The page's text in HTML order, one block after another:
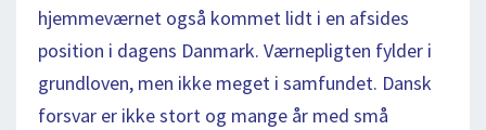
hjemmeværnet også kommet lidt i en afsides
position i dagens Danmark. Værnepligten fylder i
grundloven, men ikke meget i samfundet. Dansk
forsvar er ikke stort og mange år med små